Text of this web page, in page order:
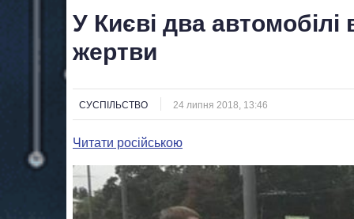
У Києві два автомобілі
жертви
СУСПІЛЬСТВО 24 липня 2018, 13:46
Читати російською